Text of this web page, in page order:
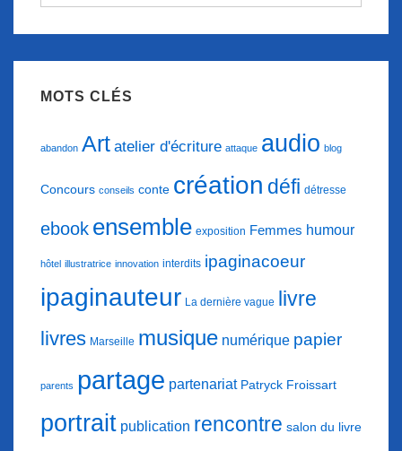
MOTS CLÉS
abandon Art atelier d'écriture attaque audio blog
Concours conseils conte création défi détresse
ebook ensemble exposition Femmes humour
hôtel illustratrice innovation interdits ipaginacoeur
ipaginauteur La dernière vague livre
livres Marseille musique numérique papier
parents partage partenariat Patryck Froissart
portrait publication rencontre salon du livre